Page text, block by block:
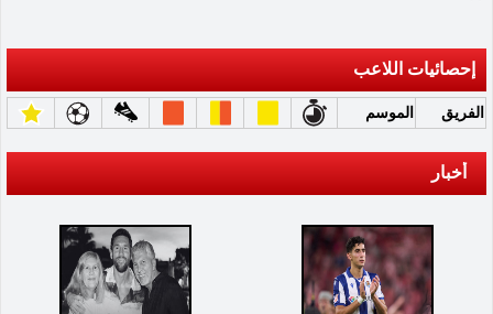
إحصائيات اللاعب
الفريق الموسم
أخبار